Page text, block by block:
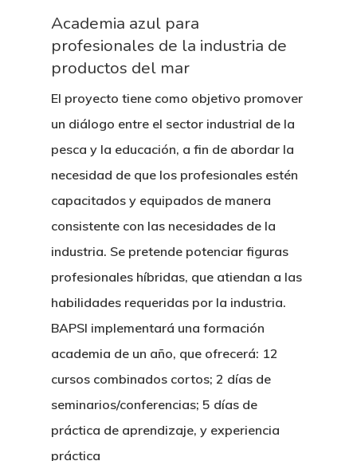
Academia azul para
profesionales de la industria de
productos del mar
El proyecto tiene como objetivo promover
un diálogo entre el sector industrial de la
pesca y la educación, a fin de abordar la
necesidad de que los profesionales estén
capacitados y equipados de manera
consistente con las necesidades de la
industria. Se pretende potenciar figuras
profesionales híbridas, que atiendan a las
habilidades requeridas por la industria.
BAPSI implementará una formación
academia de un año, que ofrecerá: 12
cursos combinados cortos; 2 días de
seminarios/conferencias; 5 días de
práctica de aprendizaje, y experiencia
práctica